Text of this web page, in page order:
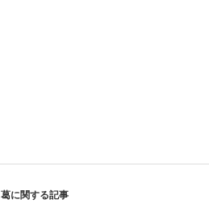
葛に関する記事